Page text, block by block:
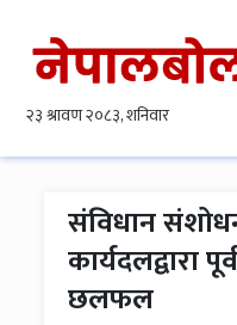
संविधान
कार्यदलद्वारा
छलफल